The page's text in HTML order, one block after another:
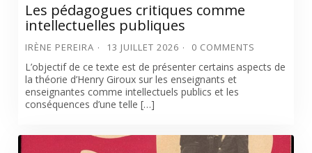
Les pédagogues critiques comme
intellectuelles publiques
IRÈNE PEREIRA 13 JUILLET 2026 0 COMMENTS
L’objectif de ce texte est de présenter certains aspects de
la théorie d’Henry Giroux sur les enseignants et
enseignantes comme intellectuels publics et les
conséquences d’une telle […]